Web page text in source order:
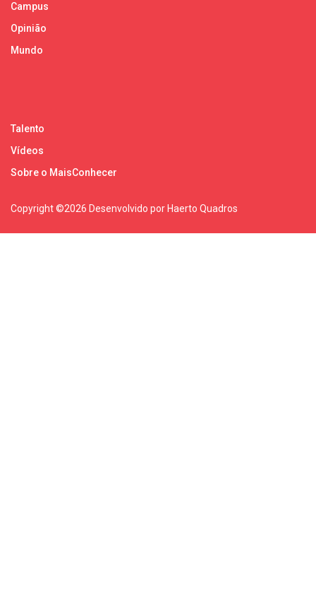
Campus
Opinião
Mundo
Talento
Vídeos
Sobre o MaisConhecer
Copyright ©2026 Desenvolvido por Haerto Quadros